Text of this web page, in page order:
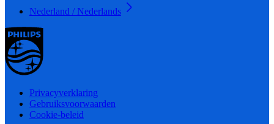
Nederland / Nederlands
Privacyverklaring
Gebruiksvoorwaarden
Cookie-beleid